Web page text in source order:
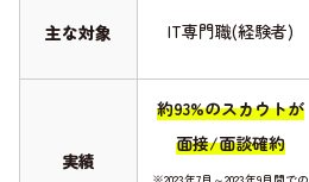
主な対象 IT専門職(経験者)
実績
約93%のスカウトが
面接/面談確約